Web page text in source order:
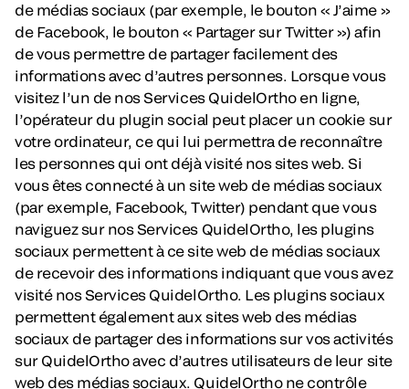
de médias sociaux (par exemple, le bouton « J’aime »
de Facebook, le bouton « Partager sur Twitter ») afin
de vous permettre de partager facilement des
informations avec d’autres personnes. Lorsque vous
visitez l’un de nos Services QuidelOrtho en ligne,
l’opérateur du plugin social peut placer un cookie sur
votre ordinateur, ce qui lui permettra de reconnaître
les personnes qui ont déjà visité nos sites web. Si
vous êtes connecté à un site web de médias sociaux
(par exemple, Facebook, Twitter) pendant que vous
naviguez sur nos Services QuidelOrtho, les plugins
sociaux permettent à ce site web de médias sociaux
de recevoir des informations indiquant que vous avez
visité nos Services QuidelOrtho. Les plugins sociaux
permettent également aux sites web des médias
sociaux de partager des informations sur vos activités
sur QuidelOrtho avec d’autres utilisateurs de leur site
web des médias sociaux. QuidelOrtho ne contrôle